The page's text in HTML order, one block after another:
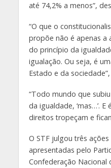
até 74,2% a menos”,
“O que o
propõe não é apenas a
do princípio da
igualação. Ou seja, é
Estado e da
“Todo mundo que
da igualdade, ‘mas…’. E
direitos tropeçam e
O STF julgou três
apresentadas pelo
Confederação Nacional